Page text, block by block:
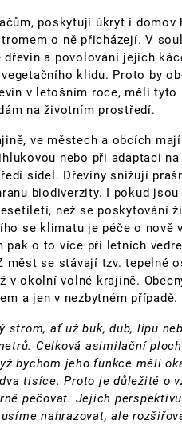
poskytují úkryt i domov
o ně přicházejí. V
a povolování jejich
klidu. Proto by
v letošním roce, měli tyto
na životním prostředí.
ve městech a obcích
nebo při adaptaci
sídel. Dřeviny snižují
biodiverzity. I pokud
než se poskytování
se klimatu je péče o nově
pak o to více při letních
se stávají tzv. tepelné
okolní volné krajině.
a jen v nezbytném případě.
ať už buk, dub, lípu
Celková asimilační
bychom jeho funkce měli
tisíce. Proto je důležité o
pečovat. Jejich
nahrazovat, ale